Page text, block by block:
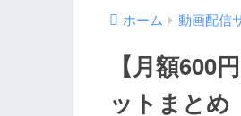
ホーム 動画配信
【月額600
ットまとめ